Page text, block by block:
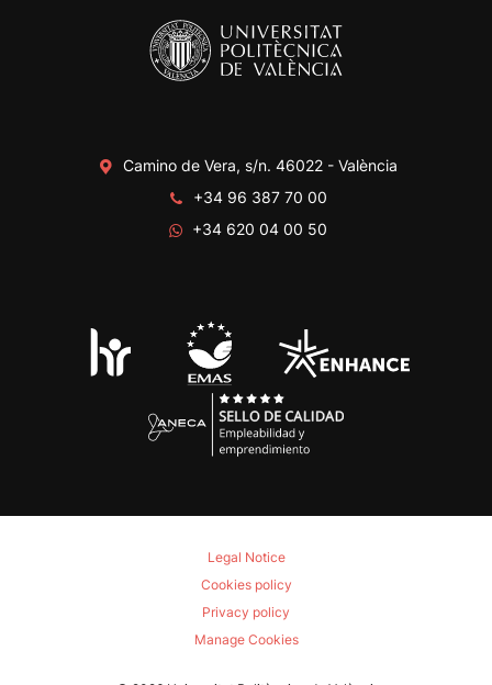
Camino de Vera, s/n. 46022 - València
+34 96 387 70 00
+34 620 04 00 50
Legal Notice
Cookies policy
Privacy policy
Manage Cookies